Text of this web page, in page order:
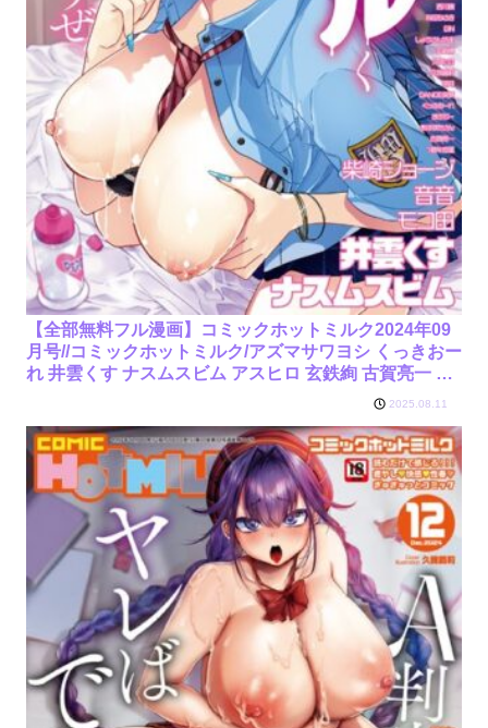
【全部無料フル漫画】コミックホットミルク2024年09
月号//コミックホットミルク/アズマサワヨシ くっきおー
れ 井雲くす ナスムスビム アスヒロ 玄鉄絢 古賀亮一 音
音 西川康 左カゲトラ しょうさん坊主 すぎぢー ICHICO
莉 DANCE英気 モコ田 枠田ちさき/s011akamj02118
2025.08.11